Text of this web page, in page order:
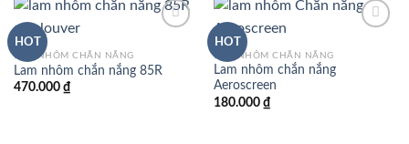
HOT
LAM NHÔM CHẮN NẮNG
Lam nhôm chắn nắng 85R
470.000 ₫
HOT
LAM NHÔM CHẮN NẮNG
Lam nhôm chắn nắng
Aeroscreen
180.000 ₫